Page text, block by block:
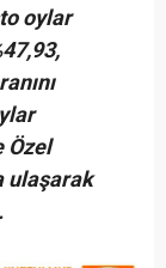
oylar
Özel
ulaşarak